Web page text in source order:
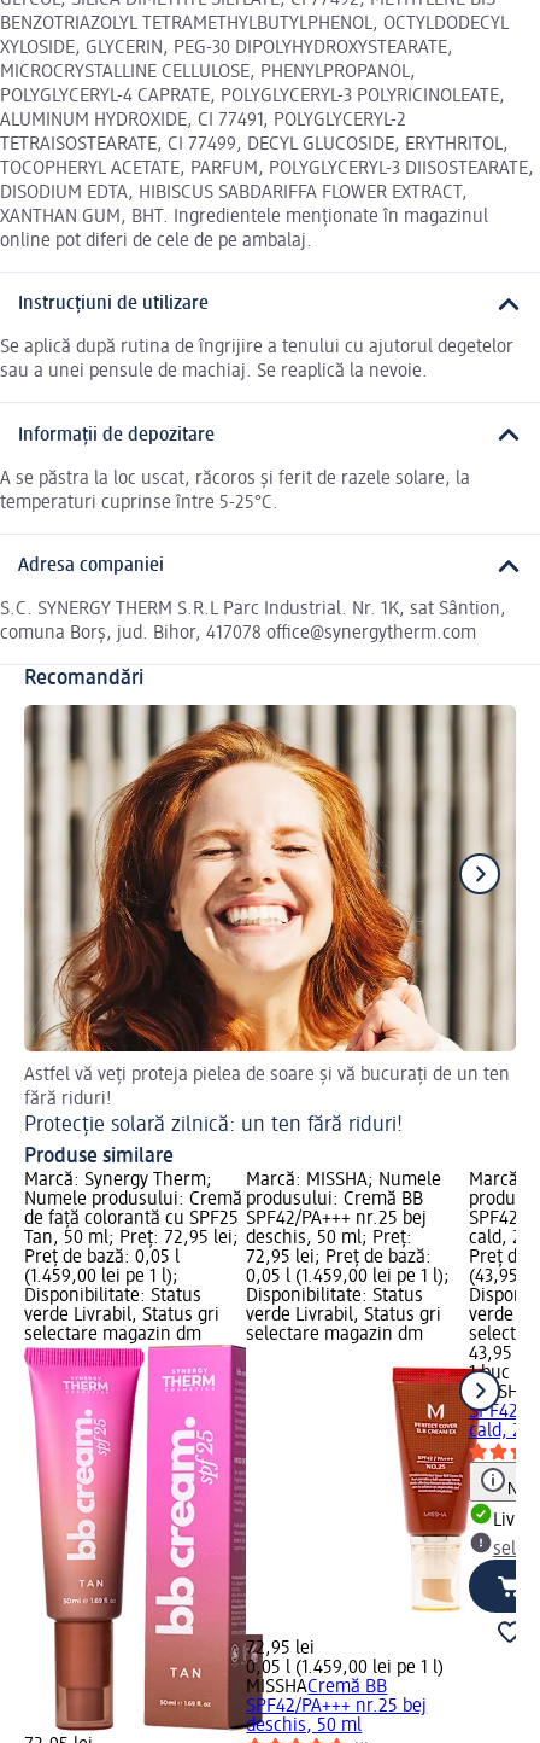
BENZOTRIAZOLYL TETRAMETHYLBUTYLPHENOL, OCTYLDODECYL
XYLOSIDE, GLYCERIN, PEG-30 DIPOLYHYDROXYSTEARATE,
MICROCRYSTALLINE CELLULOSE, PHENYLPROPANOL,
POLYGLYCERYL-4 CAPRATE, POLYGLYCERYL-3 POLYRICINOLEATE,
ALUMINUM HYDROXIDE, CI 77491, POLYGLYCERYL-2
TETRAISOSTEARATE, CI 77499, DECYL GLUCOSIDE, ERYTHRITOL,
TOCOPHERYL ACETATE, PARFUM, POLYGLYCERYL-3 DIISOSTEARATE,
DISODIUM EDTA, HIBISCUS SABDARIFFA FLOWER EXTRACT,
XANTHAN GUM, BHT. Ingredientele menționate în magazinul
online pot diferi de cele de pe ambalaj.
Instrucțiuni de utilizare
Se aplică după rutina de îngrijire a tenului cu ajutorul degetelor
sau a unei pensule de machiaj. Se reaplică la nevoie.
Informații de depozitare
A se păstra la loc uscat, răcoros și ferit de razele solare, la
temperaturi cuprinse între 5-25°C.
Adresa companiei
S.C. SYNERGY THERM S.R.L Parc Industrial. Nr. 1K, sat Sântion,
comuna Borș, jud. Bihor, 417078 office@synergytherm.com
Recomandări
Astfel vă veți proteja pielea de soare și vă bucurați de un ten
fără riduri!
Protecție solară zilnică: un ten fără riduri!
Produse similare
Marcă: Synergy Therm;
Numele produsului: Cremă
de față colorantă cu SPF25
Tan, 50 ml; Preț: 72,95 lei;
Preț de bază: 0,05 l
(1.459,00 lei pe 1 l);
Disponibilitate: Status
verde Livrabil, Status gri
selectare magazin dm
Marcă: MISSHA; Numele
produsului: Cremă BB
SPF42/PA+++ nr.25 bej
deschis, 50 ml; Preț:
72,95 lei; Preț de bază:
0,05 l (1.459,00 lei pe 1 l);
Disponibilitate: Status
verde Livrabil, Status gri
selectare magazin dm
72,95 lei
0,05 l (1.459,00 lei pe 1 l)
MISSHACremă BB
SPF42/PA+++ nr.25 bej
deschis, 50 ml
Marcă:
SPF42/
cald, 20
Preț de
(43,95
verde
43,95 lei
1 buc
MISSHA
SPF42/
cald, 20
Notă